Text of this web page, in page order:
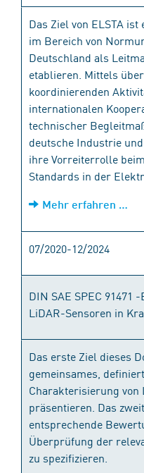
Das Ziel von ELSTA
im Bereich von
Deutschland als
etablieren. Mittels
koordinierenden
internationalen
technischer
deutsche Industrie
ihre Vorreiterrolle
Standards in der
Mehr erfahren …
07/2020-12/2024
DIN SAE SPEC
LiDAR-Sensoren in
Das erste Ziel dieses
gemeinsames,
Charakterisierung von
präsentieren. Das
entsprechende
Überprüfung der
zu spezifizieren.